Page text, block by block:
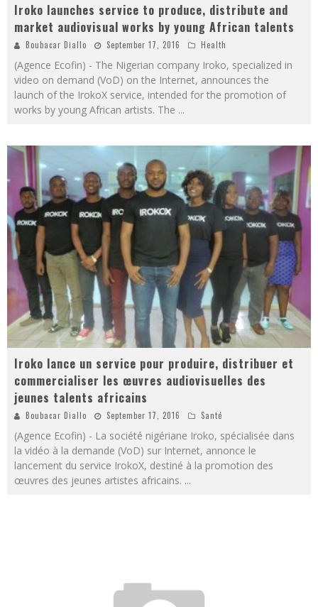
Iroko launches service to produce, distribute and
market audiovisual works by young African talents
Boubacar Diallo September 17, 2016 Health
(Agence Ecofin) - The Nigerian company Iroko, specialized in
video on demand (VoD) on the Internet, announces the
launch of the IrokoX service, intended for the promotion of
works by young African artists. The ...
Iroko lance un service pour produire, distribuer et
commercialiser les œuvres audiovisuelles des
jeunes talents africains
Boubacar Diallo September 17, 2016 Santé
(Agence Ecofin) - La société nigériane Iroko, spécialisée dans
la vidéo à la demande (VoD) sur Internet, annonce le
lancement du service IrokoX, destiné à la promotion des
œuvres des jeunes artistes africains. ...